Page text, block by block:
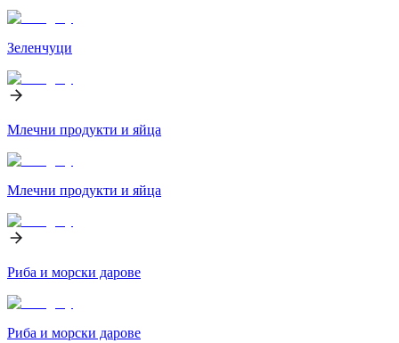
Зеленчуци
Млечни продукти и яйца
Млечни продукти и яйца
Риба и морски дарове
Риба и морски дарове